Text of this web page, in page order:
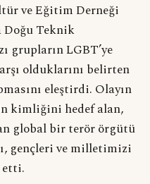
ve Eğitim Derneği
Doğu Teknik
grupların LGBT’ye
olduklarını belirten
eleştirdi. Olayın
kimliğini hedef alan,
global bir terör örgütü
gençleri ve milletimizi
etti.